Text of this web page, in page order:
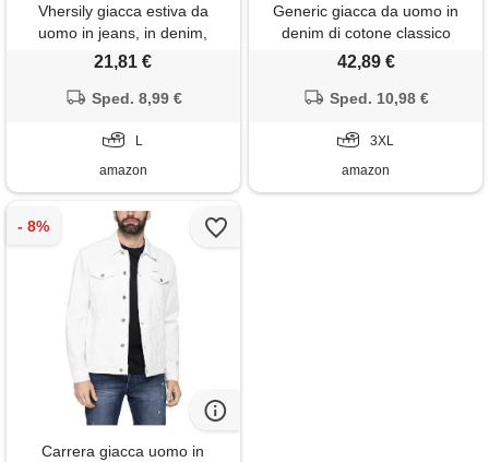
Vhersily giacca estiva da
uomo in jeans, in denim,
primaverile vintage, giacca
giaccone invernale trench
streetwear, classico formale
chic jackets
21,81 €
Sped. 8,99 €
L
amazon
Generic giacca da uomo in
denim di cotone classico
vintage con risvolto
casual plus giacca da moto,
42,89 €
Sped. 10,98 €
3XL
amazon
Carrera giacca uomo in